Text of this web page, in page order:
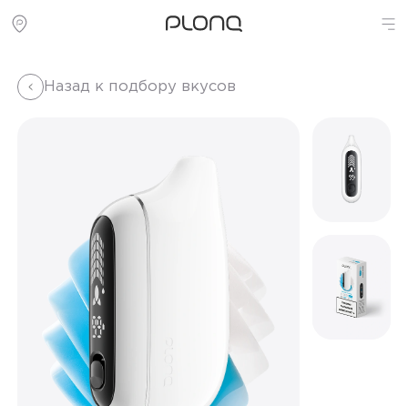
Назад к подбору вкусов